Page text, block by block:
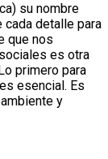
su nombre
detalle para
que nos
es otra
primero para
esencial. Es
y